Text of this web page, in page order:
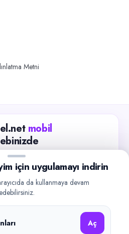
Metni
mobil
edin, işverenlerle hızlıca
geçin.
Google Play
için uygulamayı indirin
da kullanmaya devam
Aç